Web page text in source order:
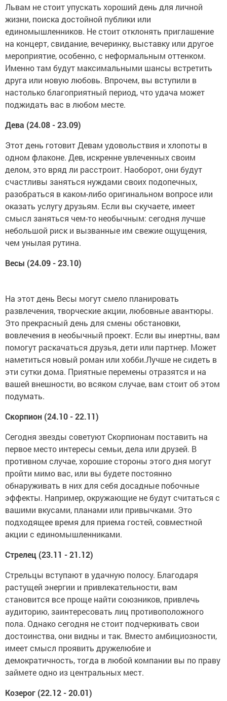
Львам не стоит упускать хороший день для личной
жизни, поиска достойной публики или
единомышленников. Не стоит отклонять приглашение
на концерт, свидание, вечеринку, выставку или другое
мероприятие, особенно, с неформальным оттенком.
Именно там будут максимальными шансы встретить
друга или новую любовь. Впрочем, вы вступили в
настолько благоприятный период, что удача может
поджидать вас в любом месте.
Дева (24.08 - 23.09)
Этот день готовит Девам удовольствия и хлопоты в
одном флаконе. Дев, искренне увлеченных своим
делом, это вряд ли расстроит. Наоборот, они будут
счастливы заняться нуждами своих подопечных,
разобраться в каком-либо оригинальном вопросе или
оказать услугу друзьям. Если вы скучаете, имеет
смысл заняться чем-то необычным: сегодня лучше
небольшой риск и вызванные им свежие ощущения,
чем унылая рутина.
Весы (24.09 - 23.10)
На этот день Весы могут смело планировать
развлечения, творческие акции, любовные авантюры.
Это прекрасный день для смены обстановки,
вовлечения в необычный проект. Если вы инертны, вам
помогут раскачаться друзья, дети или партнер. Может
наметиться новый роман или хобби.Лучше не сидеть в
эти сутки дома. Приятные перемены отразятся и на
вашей внешности, во всяком случае, вам стоит об этом
подумать.
Скорпион (24.10 - 22.11)
Сегодня звезды советуют Скорпионам поставить на
первое место интересы семьи, дела или друзей. В
противном случае, хорошие стороны этого дня могут
пройти мимо вас, или вы будете постоянно
обнаруживать в них для себя досадные побочные
эффекты. Например, окружающие не будут считаться с
вашими вкусами, планами или привычками. Это
подходящее время для приема гостей, совместной
акции с единомышленниками.
Стрелец (23.11 - 21.12)
Стрельцы вступают в удачную полосу. Благодаря
растущей энергии и привлекательности, вам
становится все проще найти союзников, привлечь
аудиторию, заинтересовать лиц противоположного
пола. Однако сегодня не стоит подчеркивать свои
достоинства, они видны и так. Вместо амбициозности,
имеет смысл проявить дружелюбие и
демократичность, тогда в любой компании вы по праву
займете одно из центральных мест.
Козерог (22.12 - 20.01)